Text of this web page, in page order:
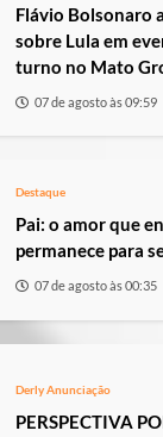
Flávio Bolsonaro
sobre Lula em
turno no Mato
07 de agosto às 09:59
Destaque
Pai: o amor que
permanece para
07 de agosto às 00:35
Derly Anunciação
PERSPECTIVA